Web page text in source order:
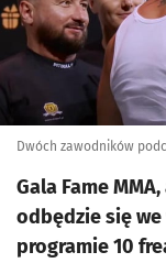
Dwóch zawodników
Gala Fame
odbędzie się we
programie 10